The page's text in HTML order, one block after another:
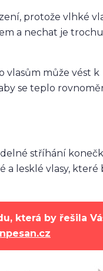
protože vlhké
a nechat je trochu
vlasům může vést k
se teplo
stříhání
a lesklé vlasy, které
která by řešila